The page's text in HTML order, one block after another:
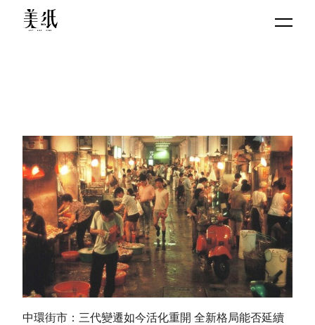
中環街市：三代變遷如今活化重開 全新格局能否延續